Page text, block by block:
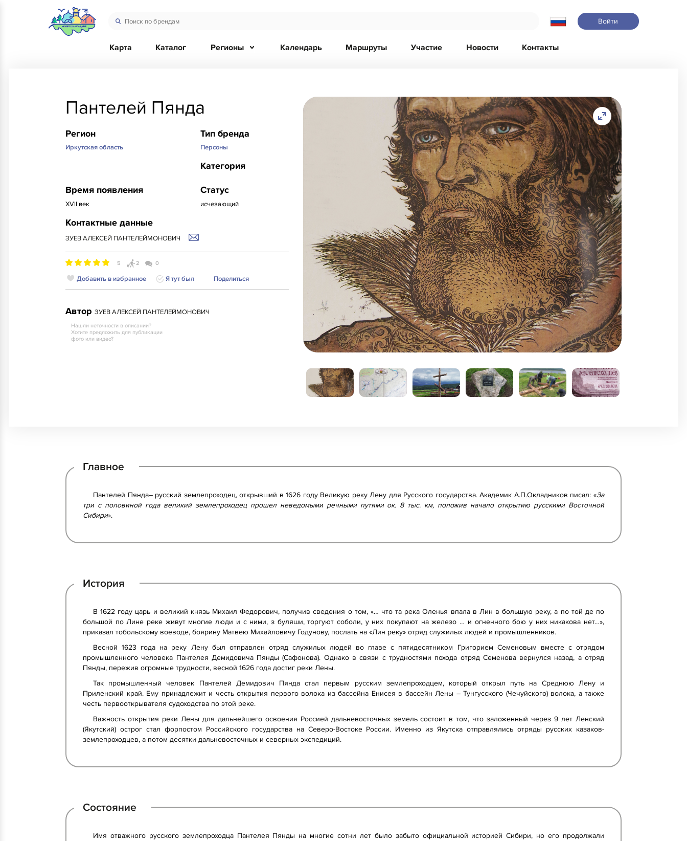
Войти
Карта Каталог Регионы Календарь Маршруты Участие Новости Контакты
Пантелей Пянда
Регион
Иркутская область
Тип бренда
Персоны
Категория
Время появления
XVII век
Статус
исчезающий
Контактные данные
ЗУЕВ АЛЕКСЕЙ ПАНТЕЛЕЙМОНОВИЧ
5 2 0
Добавить в избранное Я тут был Поделиться
Автор ЗУЕВ АЛЕКСЕЙ ПАНТЕЛЕЙМОНОВИЧ
Нашли неточности в описании?
Хотите предложить для публикации
фото или видео?
Главное
Пантелей Пянда– русский землепроходец, открывший в 1626 году Великую реку Лену для Русского государства. Академик А.П.Окладников писал: «За
три с половиной года великий землепроходец прошел неведомыми речными путями ок. 8 тыс. км, положив начало открытию русскими Восточной
Сибири».
История
В 1622 году царь и великий князь Михаил Федорович, получив сведения о том, «… что та река Оленья впала в Лин в большую реку, а по той де по
большой по Лине реке живут многие люди и с ними, з буляши, торгуют соболи, у них покупают на железо … и огненного бою у них никакова нет…»,
приказал тобольскому воеводе, боярину Матвею Михайловичу Годунову, послать на «Лин реку» отряд служилых людей и промышленников.
Весной 1623 года на реку Лену был отправлен отряд служилых людей во главе с пятидесятником Григорием Семеновым вместе с отрядом
промышленного человека Пантелея Демидовича Пянды (Сафонова). Однако в связи с трудностями похода отряд Семенова вернулся назад, а отряд
Пянды, пережив огромные трудности, весной 1626 года достиг реки Лены.
Так промышленный человек Пантелей Демидович Пянда стал первым русским землепроходцем, который открыл путь на Среднюю Лену и
Приленский край. Ему принадлежит и честь открытия первого волока из бассейна Енисея в бассейн Лены – Тунгусского (Чечуйского) волока, а также
честь первооткрывателя судоходства по этой реке.
Важность открытия реки Лены для дальнейшего освоения Россией дальневосточных земель состоит в том, что заложенный через 9 лет Ленский
(Якутский) острог стал форпостом Российского государства на Северо-Востоке России. Именно из Якутска отправлялись отряды русских казаков-
землепроходцев, а потом десятки дальневосточных и северных экспедиций.
Состояние
Имя отважного русского землепроходца Пантелея Пянды на многие сотни лет было забыто официальной историей Сибири, но его продолжали